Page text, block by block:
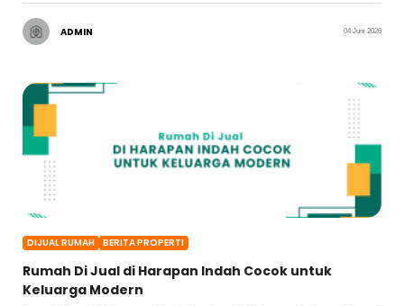
ADMIN 04 Juni 2026
DIJUAL RUMAH BERITA PROPERTI
Rumah Di Jual di Harapan Indah Cocok untuk
Keluarga Modern